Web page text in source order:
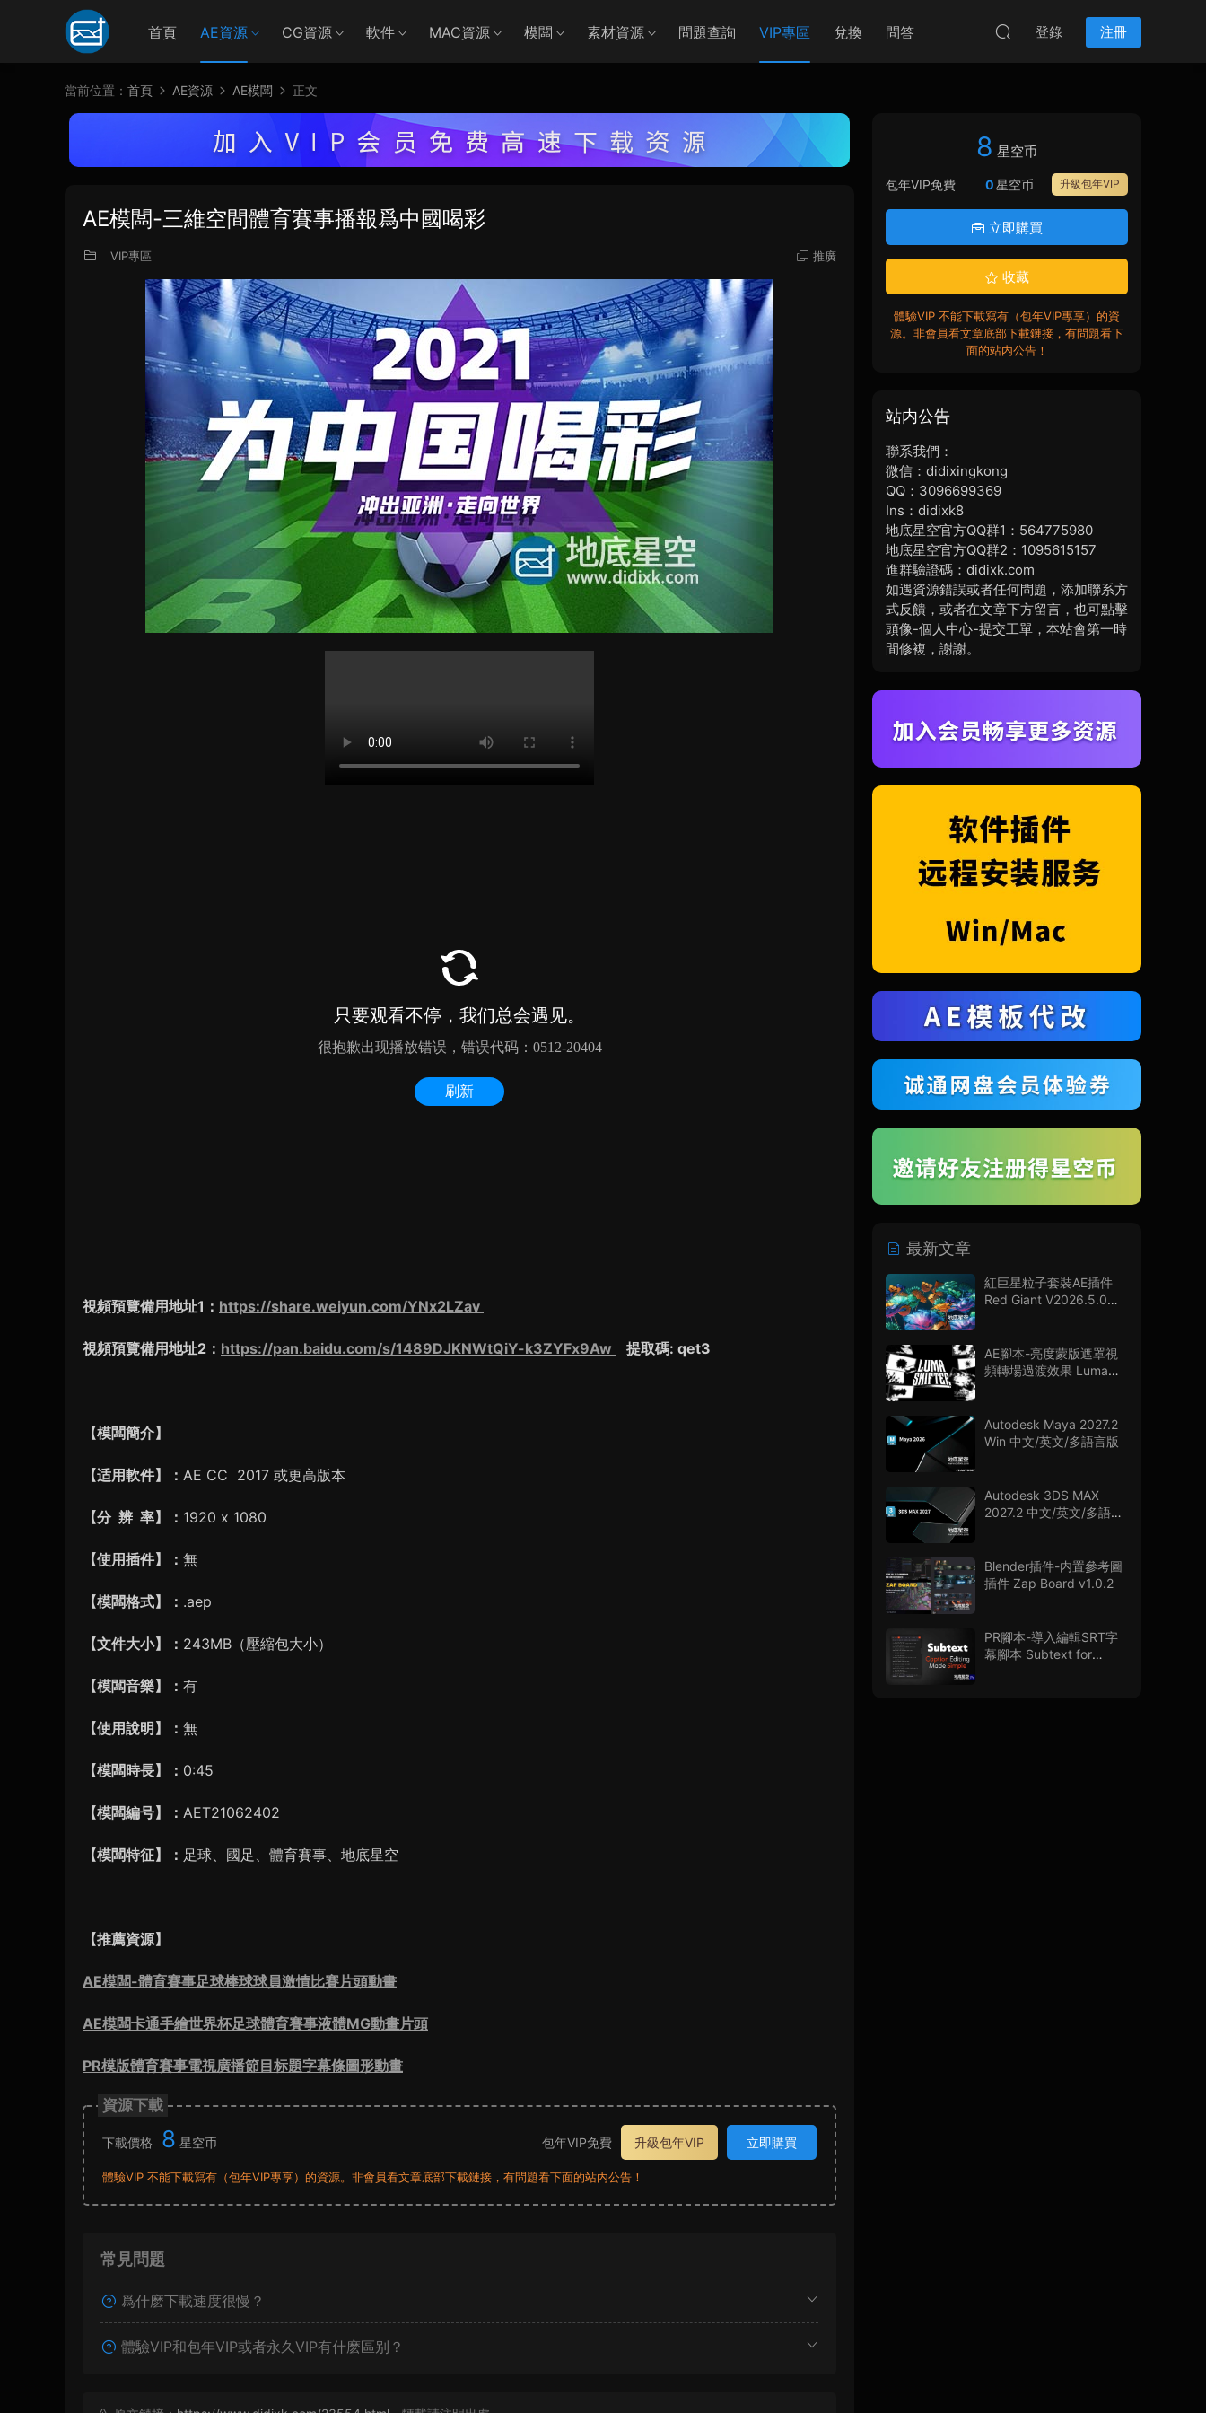
首頁 AE資源 CG資源 軟件 MAC資源 模闆 素材資源 問題查詢 VIP專區 兌換 問答 登錄 注冊
當前位置： 首頁 AE資源 AE模闆 正文
AE模闆-三維空間體育賽事播報爲中國喝彩
VIP專區 推廣
視頻預覽備用地址1： https://share.weiyun.com/YNx2LZav
視頻預覽備用地址2： https://pan.baidu.com/s/1489DJKNWtQiY-k3ZYFx9Aw 提取碼: qet3
【模闆簡介】
【适用軟件】： AE CC 2017 或更高版本
【分 辨 率】： 1920 x 1080
【使用插件】： 無
【模闆格式】： .aep
【文件大小】： 243MB（壓縮包大小）
【模闆音樂】： 有
【使用說明】： 無
【模闆時長】： 0:45
【模闆編号】： AET21062402
【模闆特征】： 足球、國足、體育賽事、地底星空
【推薦資源】
AE模闆-體育賽事足球棒球球員激情比賽片頭動畫
AE模闆卡通手繪世界杯足球體育賽事液體MG動畫片頭
PR模版體育賽事電視廣播節目标題字幕條圖形動畫
資源下載
下載價格 8 星空币 包年VIP免費 升級包年VIP 立即購買
體驗VIP 不能下載寫有（包年VIP專享）的資源。非會員看文章底部下載鏈接，有問題看下面的站内公告！
常見問題
爲什麽下載速度很慢？
體驗VIP和包年VIP或者永久VIP有什麽區别？
8 星空币
包年VIP免費 升級包年VIP
0星空币
立即購買
收藏
體驗VIP 不能下載寫有（包年VIP專享）的資
源。非會員看文章底部下載鏈接，有問題看下
面的站内公告！
站内公告
聯系我們：
微信：didixingkong
QQ：3096699369
Ins：didixk8
地底星空官方QQ群1：564775980
地底星空官方QQ群2：1095615157
進群驗證碼：didixk.com
如遇資源錯誤或者任何問題，添加聯系方
式反饋，或者在文章下方留言，也可點擊
頭像-個人中心-提交工單，本站會第一時
間修複，謝謝。
最新文章
紅巨星粒子套裝AE插件
Red Giant V2026.5.0
Bullet + VFX Suit
AE腳本-亮度蒙版遮罩視
頻轉場過渡效果 Luma
Autodesk Maya 2027.2
Win 中文/英文/多語言版
Autodesk 3DS MAX
2027.2 中文/英文/多語言
Blender插件-内置參考圖
插件 Zap Board v1.0.2
PR腳本-導入編輯SRT字
幕腳本 Subtext for